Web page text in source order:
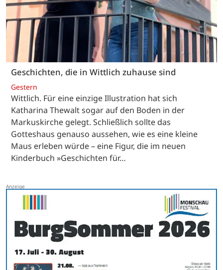
Geschichten, die in Wittlich zuhause sind
Gestern
Wittlich. Für eine einzige Illustration hat sich
Katharina Thewalt sogar auf den Boden in der
Markuskirche gelegt. Schließlich sollte das
Gotteshaus genauso aussehen, wie es eine kleine
Maus erleben würde – eine Figur, die im neuen
Kinderbuch »Geschichten für…